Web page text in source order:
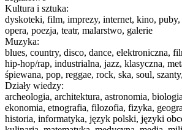
Kultura i sztuka:
dyskoteki, film, imprezy, internet, kino,
opera, poezja, teatr, malarstwo, galerie
Muzyka:
blues, country, disco, dance, elektroniczna,
hip-hop/rap, industrialna, jazz, klasyczna,
śpiewana, pop, reggae, rock, ska, soul,
Działy wiedzy:
archeologia, architektura, astronomia,
ekonomia, etnografia, filozofia, fizyka,
historia, informatyka, język polski, języki